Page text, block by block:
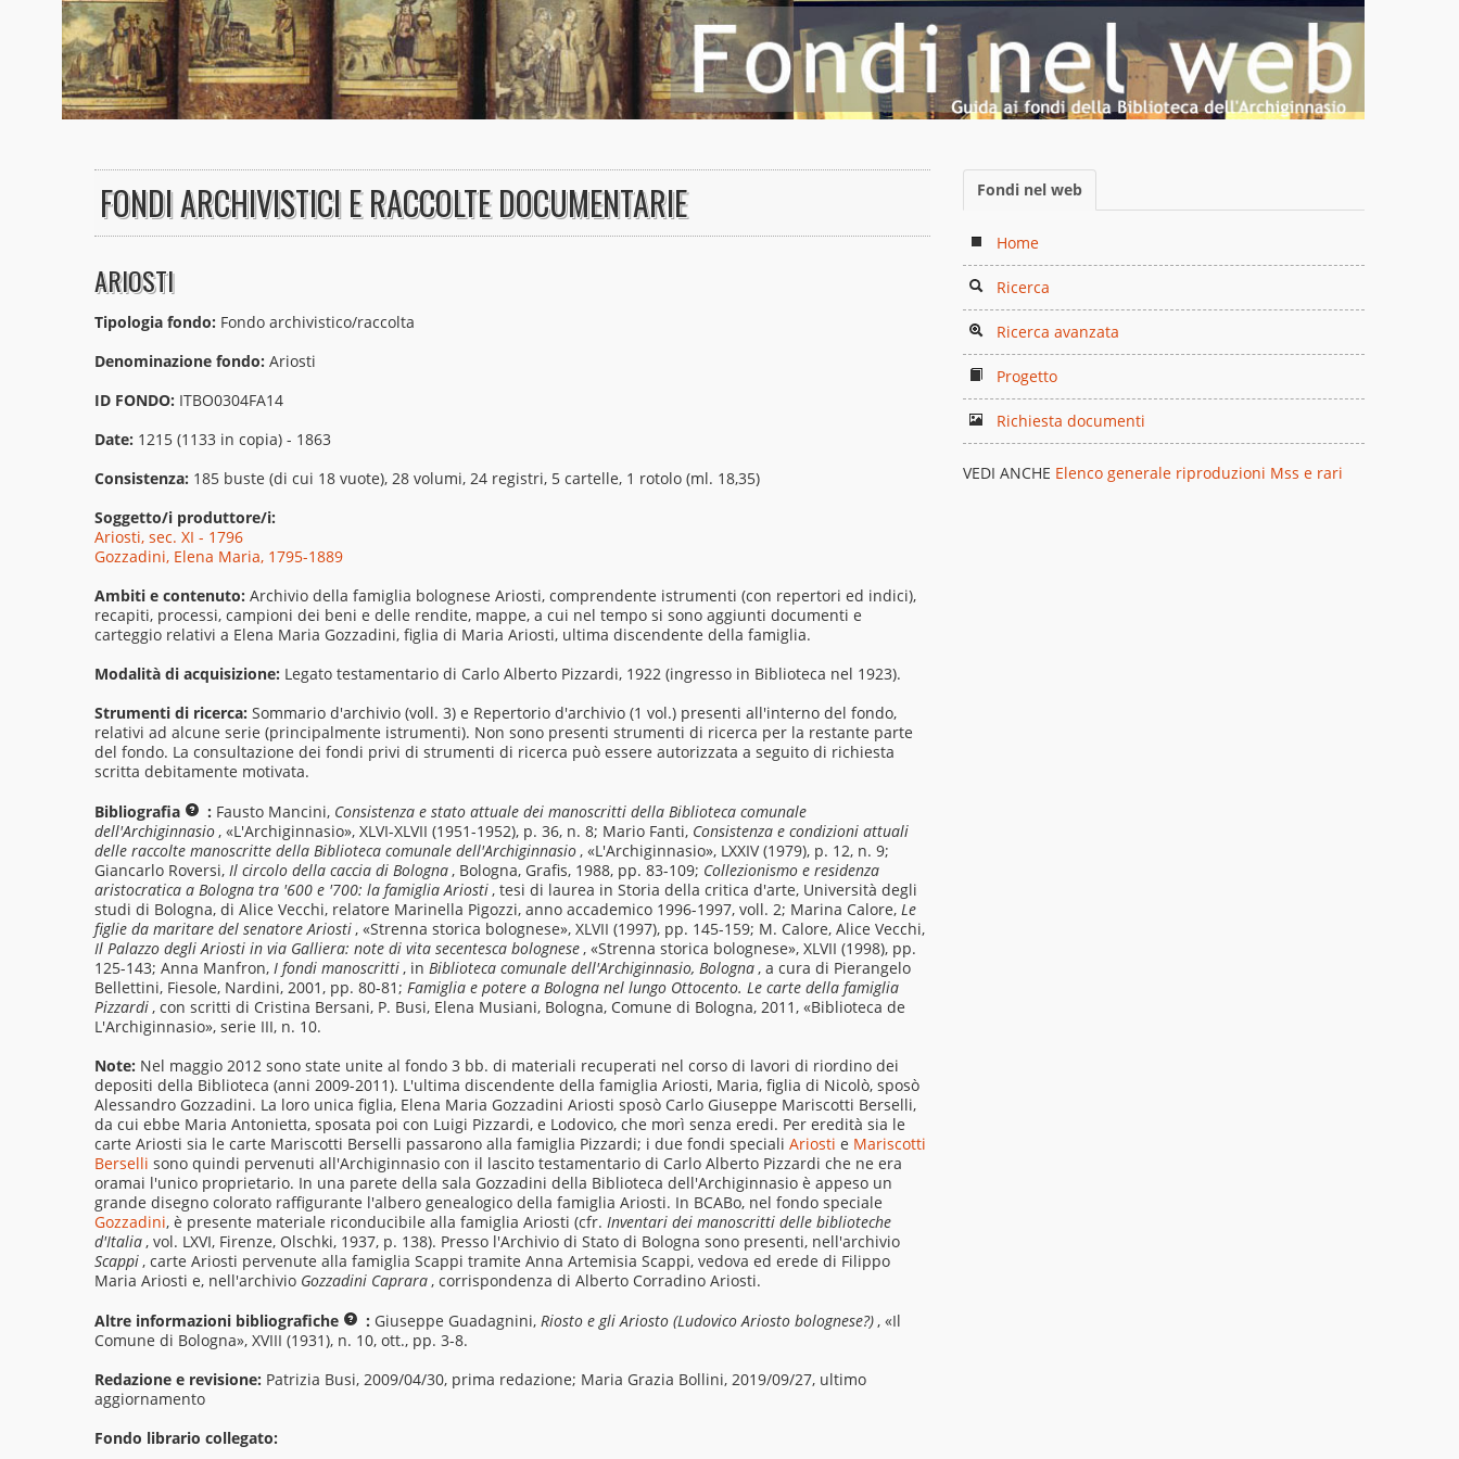
FONDI ARCHIVISTICI E RACCOLTE DOCUMENTARIE
ARIOSTI
Tipologia fondo: Fondo archivistico/raccolta
Denominazione fondo: Ariosti
ID FONDO: ITBO0304FA14
Date: 1215 (1133 in copia) - 1863
Consistenza: 185 buste (di cui 18 vuote), 28 volumi, 24 registri, 5 cartelle, 1 rotolo (ml. 18,35)
Soggetto/i produttore/i:
Ariosti, sec. XI - 1796
Gozzadini, Elena Maria, 1795-1889
Ambiti e contenuto: Archivio della famiglia bolognese Ariosti, comprendente istrumenti (con repertori ed indici),
recapiti, processi, campioni dei beni e delle rendite, mappe, a cui nel tempo si sono aggiunti documenti e
carteggio relativi a Elena Maria Gozzadini, figlia di Maria Ariosti, ultima discendente della famiglia.
Modalità di acquisizione: Legato testamentario di Carlo Alberto Pizzardi, 1922 (ingresso in Biblioteca nel 1923).
Strumenti di ricerca: Sommario d'archivio (voll. 3) e Repertorio d'archivio (1 vol.) presenti all'interno del fondo,
relativi ad alcune serie (principalmente istrumenti). Non sono presenti strumenti di ricerca per la restante parte
del fondo. La consultazione dei fondi privi di strumenti di ricerca può essere autorizzata a seguito di richiesta
scritta debitamente motivata.
Bibliografia
: Fausto Mancini, Consistenza e stato attuale dei manoscritti della Biblioteca comunale
dell'Archiginnasio , «L'Archiginnasio», XLVI-XLVII (1951-1952), p. 36, n. 8; Mario Fanti, Consistenza e condizioni attuali
delle raccolte manoscritte della Biblioteca comunale dell'Archiginnasio , «L'Archiginnasio», LXXIV (1979), p. 12, n. 9;
Giancarlo Roversi, Il circolo della caccia di Bologna , Bologna, Grafis, 1988, pp. 83-109; Collezionismo e residenza
aristocratica a Bologna tra '600 e '700: la famiglia Ariosti , tesi di laurea in Storia della critica d'arte, Università degli
studi di Bologna, di Alice Vecchi, relatore Marinella Pigozzi, anno accademico 1996-1997, voll. 2; Marina Calore, Le
figlie da maritare del senatore Ariosti , «Strenna storica bolognese», XLVII (1997), pp. 145-159; M. Calore, Alice Vecchi,
Il Palazzo degli Ariosti in via Galliera: note di vita secentesca bolognese , «Strenna storica bolognese», XLVII (1998), pp.
125-143; Anna Manfron, I fondi manoscritti , in Biblioteca comunale dell'Archiginnasio, Bologna , a cura di Pierangelo
Bellettini, Fiesole, Nardini, 2001, pp. 80-81; Famiglia e potere a Bologna nel lungo Ottocento. Le carte della famiglia
Pizzardi , con scritti di Cristina Bersani, P. Busi, Elena Musiani, Bologna, Comune di Bologna, 2011, «Biblioteca de
L'Archiginnasio», serie III, n. 10.
Note: Nel maggio 2012 sono state unite al fondo 3 bb. di materiali recuperati nel corso di lavori di riordino dei
depositi della Biblioteca (anni 2009-2011). L'ultima discendente della famiglia Ariosti, Maria, figlia di Nicolò, sposò
Alessandro Gozzadini. La loro unica figlia, Elena Maria Gozzadini Ariosti sposò Carlo Giuseppe Mariscotti Berselli,
da cui ebbe Maria Antonietta, sposata poi con Luigi Pizzardi, e Lodovico, che morì senza eredi. Per eredità sia le
carte Ariosti sia le carte Mariscotti Berselli passarono alla famiglia Pizzardi; i due fondi speciali Ariosti e Mariscotti
Berselli sono quindi pervenuti all'Archiginnasio con il lascito testamentario di Carlo Alberto Pizzardi che ne era
oramai l'unico proprietario. In una parete della sala Gozzadini della Biblioteca dell'Archiginnasio è appeso un
grande disegno colorato raffigurante l'albero genealogico della famiglia Ariosti. In BCABo, nel fondo speciale
Gozzadini, è presente materiale riconducibile alla famiglia Ariosti (cfr. Inventari dei manoscritti delle biblioteche
d'Italia , vol. LXVI, Firenze, Olschki, 1937, p. 138). Presso l'Archivio di Stato di Bologna sono presenti, nell'archivio
Scappi , carte Ariosti pervenute alla famiglia Scappi tramite Anna Artemisia Scappi, vedova ed erede di Filippo
Maria Ariosti e, nell'archivio Gozzadini Caprara , corrispondenza di Alberto Corradino Ariosti.
Altre informazioni bibliografiche
: Giuseppe Guadagnini, Riosto e gli Ariosto (Ludovico Ariosto bolognese?) , «Il
Comune di Bologna», XVIII (1931), n. 10, ott., pp. 3-8.
Redazione e revisione: Patrizia Busi, 2009/04/30, prima redazione; Maria Grazia Bollini, 2019/09/27, ultimo
aggiornamento
Fondo librario collegato:
Fondi nel web
Home
Ricerca
Ricerca avanzata
Progetto
Richiesta documenti
VEDI ANCHE Elenco generale riproduzioni Mss e rari